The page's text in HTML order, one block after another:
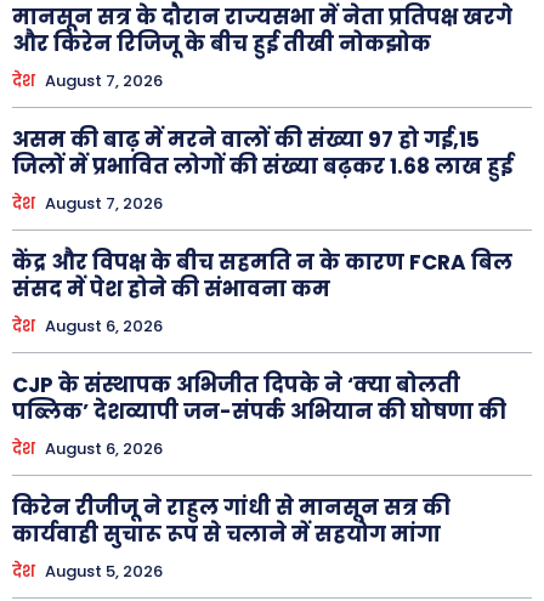
मानसून सत्र के दौरान राज्यसभा में नेता प्रतिपक्ष खरगे
और किरेन रिजिजू के बीच हुई तीखी नोकझोक
देश August 7, 2026
असम की बाढ़ में मरने वालों की संख्या 97 हो गई,15
जिलों में प्रभावित लोगों की संख्या बढ़कर 1.68 लाख हुई
देश August 7, 2026
केंद्र और विपक्ष के बीच सहमति न के कारण FCRA बिल
संसद में पेश होने की संभावना कम
देश August 6, 2026
CJP के संस्थापक अभिजीत दिपके ने ‘क्या बोलती
पब्लिक’ देशव्यापी जन-संपर्क अभियान की घोषणा की
देश August 6, 2026
किरेन रीजीजू ने राहुल गांधी से मानसून सत्र की
कार्यवाही सुचारू रूप से चलाने में सहयोग मांगा
देश August 5, 2026